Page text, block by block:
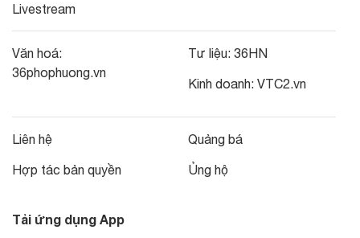
Livestream
Văn hoá:
36phophuong.vn
Tư liệu: 36HN
Kinh doanh: VTC2.vn
Liên hệ
Hợp tác bản quyền
Quảng bá
Ủng hộ
Tải ứng dụng App